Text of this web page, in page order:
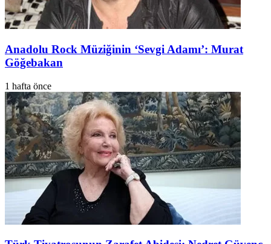
Anadolu Rock Müziğinin ‘Sevgi Adamı’: Murat
Göğebakan
1 hafta önce